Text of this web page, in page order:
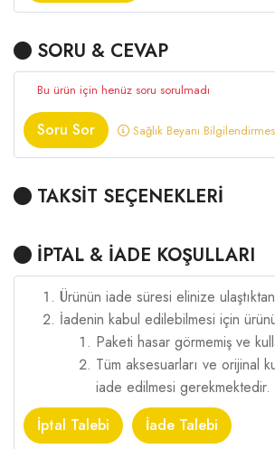
SORU & CEVAP
Bu ürün için henüz soru sorulmadı
Soru Sor Sağlık Beyanı
TAKSİT SEÇENEKLERİ
İPTAL & İADE KOŞULLARI
Ürünün iade süresi elinize
İadenin kabul edilebilmesi için
Paketi hasar görmemiş ve
Tüm aksesuarları ve orijinal
iade edilmesi gerekmektedir.
İptal Talebi
İade Talebi